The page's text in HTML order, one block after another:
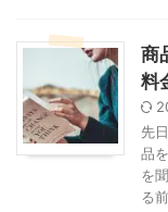
商
料
先
品
を
る